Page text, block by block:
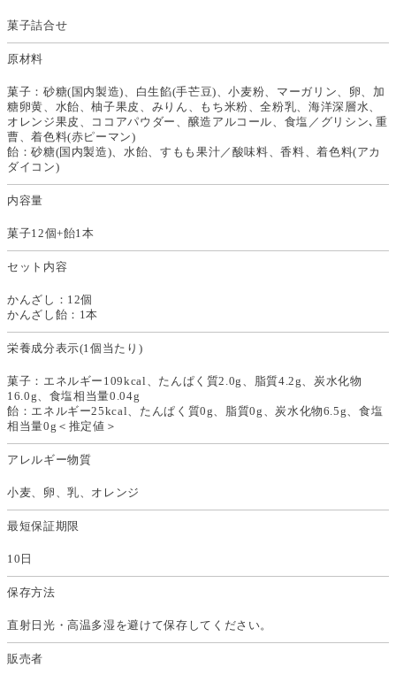
菓子詰合せ
原材料
菓子：砂糖(国内製造)、白生餡(手芒豆)、小麦粉、マーガリン、卵、加
糖卵黄、水飴、柚子果皮、みりん、もち米粉、全粉乳、海洋深層水、
オレンジ果皮、ココアパウダー、醸造アルコール、食塩／グリシン､重
曹、着色料(赤ピーマン)
飴：砂糖(国内製造)、水飴、すもも果汁／酸味料、香料、着色料(アカ
ダイコン)
内容量
菓子12個+飴1本
セット内容
かんざし：12個
かんざし飴：1本
栄養成分表示(1個当たり)
菓子：エネルギー109kcal、たんぱく質2.0g、脂質4.2g、炭水化物
16.0g、食塩相当量0.04g
飴：エネルギー25kcal、たんぱく質0g、脂質0g、炭水化物6.5g、食塩
相当量0g＜推定値＞
アレルギー物質
小麦、卵、乳、オレンジ
最短保証期限
10日
保存方法
直射日光・高温多湿を避けて保存してください。
販売者